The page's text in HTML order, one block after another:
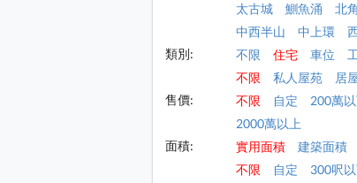
太古城
鰂魚涌 北
中西半山
中上環
類別:
不限 住宅 車位
不限
私人屋苑 居
售價:
不限 自定 200萬
2000萬以上
面積:
實用面積
建築面積
不限
自定 300呎